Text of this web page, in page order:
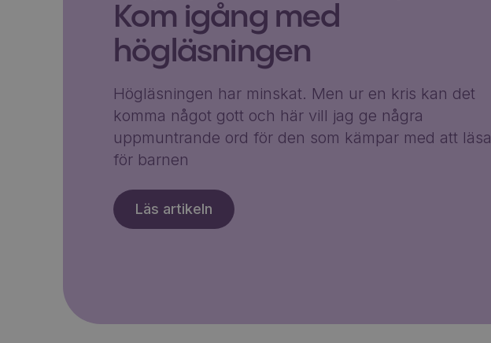
Kom igång med
högläsningen
Högläsningen har minskat. Men ur en kris kan det
komma något gott och här vill jag ge några
uppmuntrande ord för den som kämpar med att läsa
för barnen
Läs artikeln